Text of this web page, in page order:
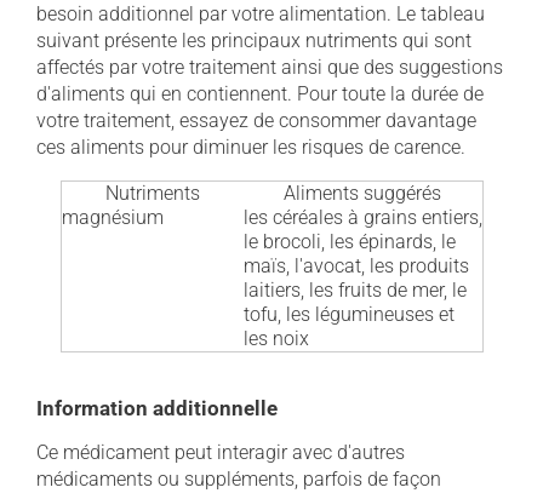
besoin additionnel par votre alimentation. Le tableau
suivant présente les principaux nutriments qui sont
affectés par votre traitement ainsi que des suggestions
d'aliments qui en contiennent. Pour toute la durée de
votre traitement, essayez de consommer davantage
ces aliments pour diminuer les risques de carence.
Nutriments
Aliments suggérés
magnésium
les céréales à grains entiers,
le brocoli, les épinards, le
maïs, l'avocat, les produits
laitiers, les fruits de mer, le
tofu, les légumineuses et
les noix
Information additionnelle
Ce médicament peut interagir avec d'autres
médicaments ou suppléments, parfois de façon